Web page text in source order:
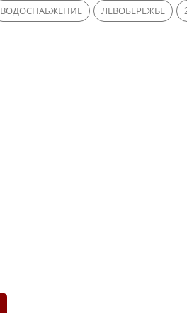
ВОДОСНАБЖЕНИЕ ЛЕВОБЕРЕЖЬЕ